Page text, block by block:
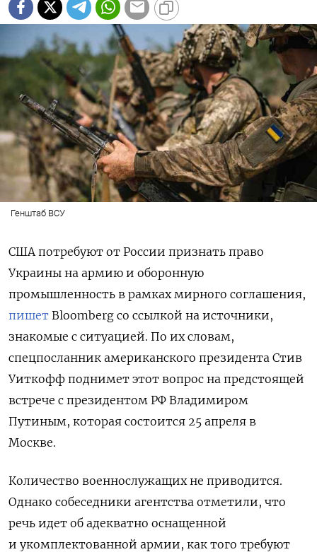
Генштаб ВСУ
США потребуют от России признать право
Украины на армию и оборонную
промышленность в рамках мирного соглашения,
пишет Bloomberg со ссылкой на источники,
знакомые с ситуацией. По их словам,
спецпосланник американского президента Стив
Уиткофф поднимет этот вопрос на предстоящей
встрече с президентом РФ Владимиром
Путиным, которая состоится 25 апреля в
Москве.
Количество военнослужащих не приводится.
Однако собеседники агентства отметили, что
речь идет об адекватно оснащенной
и укомплектованной армии, как того требуют